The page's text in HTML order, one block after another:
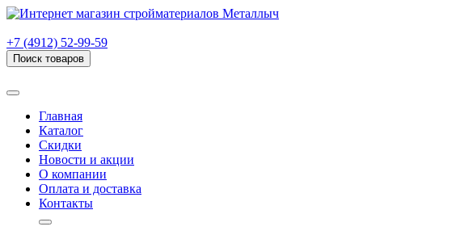
+7 (4912) 52-99-59
Поиск товаров
Главная
Каталог
Скидки
Новости и акции
О компании
Оплата и доставка
Контакты